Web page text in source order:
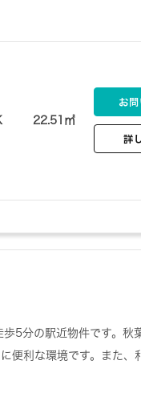
22.51㎡
お
詳
歩5分の駅近物件です。秋
便利な環境です。また、